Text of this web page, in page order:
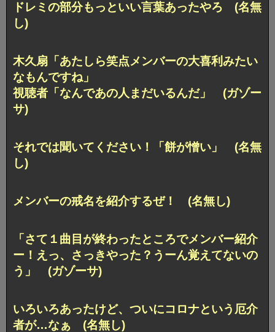
ドレミの部分もっといい言葉あったやろ (名無
し)
木久扇「あたしら笑点メンバーの大喜利みたい
なもんですね」
視聴者「なんであの人まだいるんだ」 (ガゾー
サ)
それでは聞いてください！「餅が憎い」 (名無
し)
メンバーの戒名を紹介するぜ！ (名無し)
「さて１曲目が終わったところでメンバー紹介
ー！えっ、さっきやった？うーん覚えてないの
う」 (ガゾーサ)
いろいろあったけど、ついにコロナという厄介
者が…なぁ (名無し)